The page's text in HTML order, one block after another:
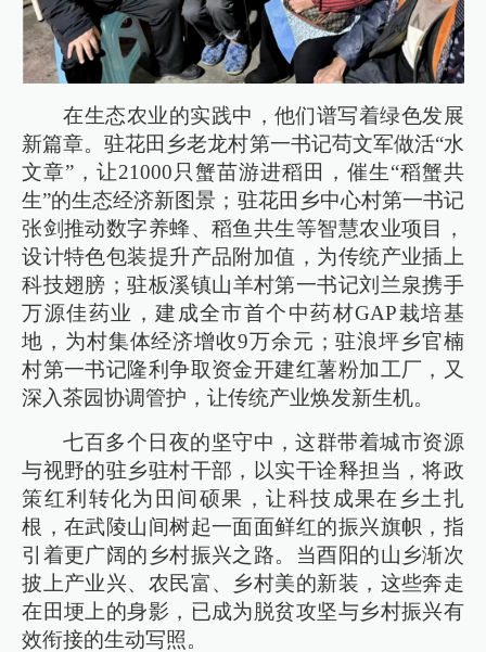
在生态农业的实践中，他们谱写着绿色发展
新篇章。驻花田乡老龙村第一书记苟文军做活“水
文章”，让21000只蟹苗游进稻田，催生“稻蟹共
生”的生态经济新图景；驻花田乡中心村第一书记
张剑推动数字养蜂、稻鱼共生等智慧农业项目，
设计特色包装提升产品附加值，为传统产业插上
科技翅膀；驻板溪镇山羊村第一书记刘兰泉携手
万源佳药业，建成全市首个中药材GAP栽培基
地，为村集体经济增收9万余元；驻浪坪乡官楠
村第一书记隆利争取资金开建红薯粉加工厂，又
深入茶园协调管护，让传统产业焕发新生机。
七百多个日夜的坚守中，这群带着城市资源
与视野的驻乡驻村干部，以实干诠释担当，将政
策红利转化为田间硕果，让科技成果在乡土扎
根，在武陵山间树起一面面鲜红的振兴旗帜，指
引着更广阔的乡村振兴之路。当酉阳的山乡渐次
披上产业兴、农民富、乡村美的新装，这些奔走
在田埂上的身影，已成为脱贫攻坚与乡村振兴有
效衔接的生动写照。